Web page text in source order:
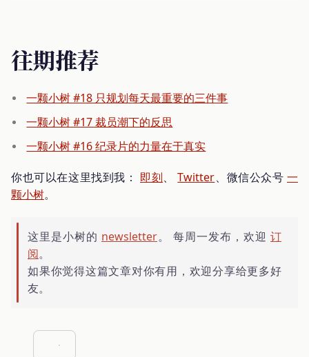
往期推荐
一颗小树 #18 只规划每天最重要的三件事
一颗小树 #17 裁员潮下的反思
一颗小树 #16 纪录片的力量在于真实
你也可以在这里找到我： 即刻、Twitter、微信公众号一
颗小树。
这里是小树的 newsletter。 每周一发布，欢迎 订
阅。
如果你觉得这篇文章对你有用，欢迎分享给更多好
友。